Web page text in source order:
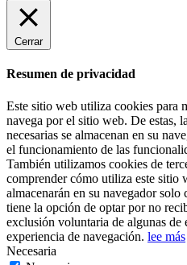
Cerrar
Resumen de privacidad
Este sitio web utiliza cookies para
navega por el sitio web. De estas,
necesarias se almacenan en su
el funcionamiento de las
También utilizamos cookies de
comprender cómo utiliza este sitio
almacenarán en su navegador
tiene la opción de optar por no
exclusión voluntaria de algunas de
experiencia de navegación. lee más
Necesaria